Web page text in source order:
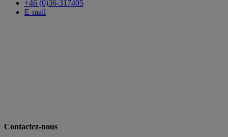
+46 (0)36-317405
E-mail
Contactez-nous